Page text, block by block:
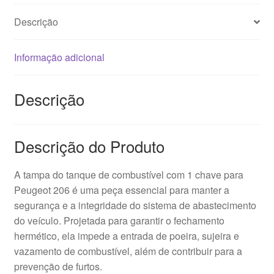
Peugeot
Descrição
Informação adicional
Descrição
Descrição do Produto
A tampa do tanque de combustível com 1 chave para
Peugeot 206 é uma peça essencial para manter a
segurança e a integridade do sistema de abastecimento
do veículo. Projetada para garantir o fechamento
hermético, ela impede a entrada de poeira, sujeira e
vazamento de combustível, além de contribuir para a
prevenção de furtos.